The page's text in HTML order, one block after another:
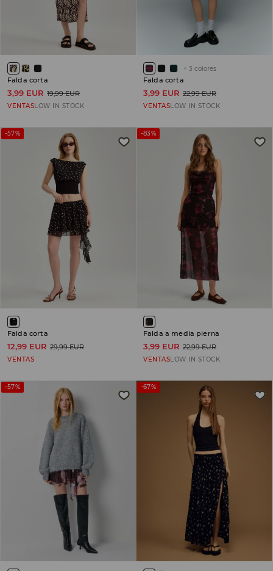
Falda corta
3,99 EUR 19,99 EUR
VENTASLOW IN STOCK
+ 3 colores
Falda corta
3,99 EUR 22,99 EUR
VENTASLOW IN STOCK
-57%
Falda corta
12,99 EUR 29,99 EUR
VENTAS
-83%
Falda a media pierna
3,99 EUR 22,99 EUR
VENTASLOW IN STOCK
-57% -67%